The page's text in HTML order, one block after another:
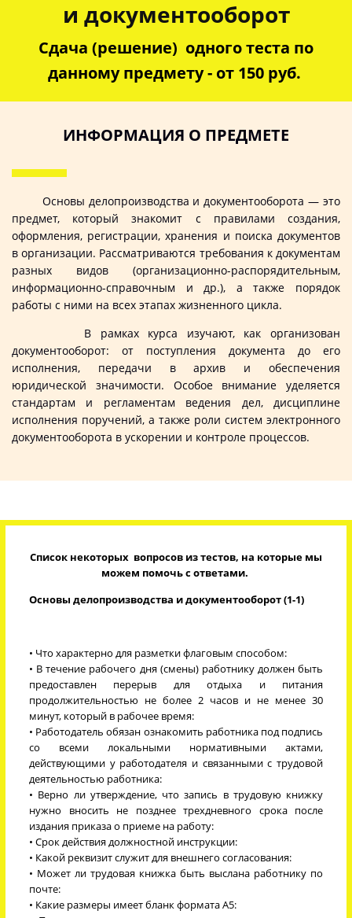
и документооборот
Сдача (решение) одного теста по
данному предмету - от 150 руб.
ИНФОРМАЦИЯ О ПРЕДМЕТЕ
Основы делопроизводства и документооборота — это
предмет, который знакомит с правилами создания,
оформления, регистрации, хранения и поиска документов
в организации. Рассматриваются требования к документам
разных видов (организационно-распорядительным,
информационно-справочным и др.), а также порядок
работы с ними на всех этапах жизненного цикла.
В рамках курса изучают, как организован
документооборот: от поступления документа до его
исполнения, передачи в архив и обеспечения
юридической значимости. Особое внимание уделяется
стандартам и регламентам ведения дел, дисциплине
исполнения поручений, а также роли систем электронного
документооборота в ускорении и контроле процессов.
Список некоторых вопросов из тестов, на которые мы
можем помочь с ответами.
Основы делопроизводства и документооборот (1-1)
• Что характерно для разметки флаговым способом:
• В течение рабочего дня (смены) работнику должен быть
предоставлен перерыв для отдыха и питания
продолжительностью не более 2 часов и не менее 30
минут, который в рабочее время:
• Работодатель обязан ознакомить работника под подпись
со всеми локальными нормативными актами,
действующими у работодателя и связанными с трудовой
деятельностью работника:
• Верно ли утверждение, что запись в трудовую книжку
нужно вносить не позднее трехдневного срока после
издания приказа о приеме на работу:
• Срок действия должностной инструкции:
• Какой реквизит служит для внешнего согласования:
• Может ли трудовая книжка быть выслана работнику по
почте:
• Какие размеры имеет бланк формата А5: